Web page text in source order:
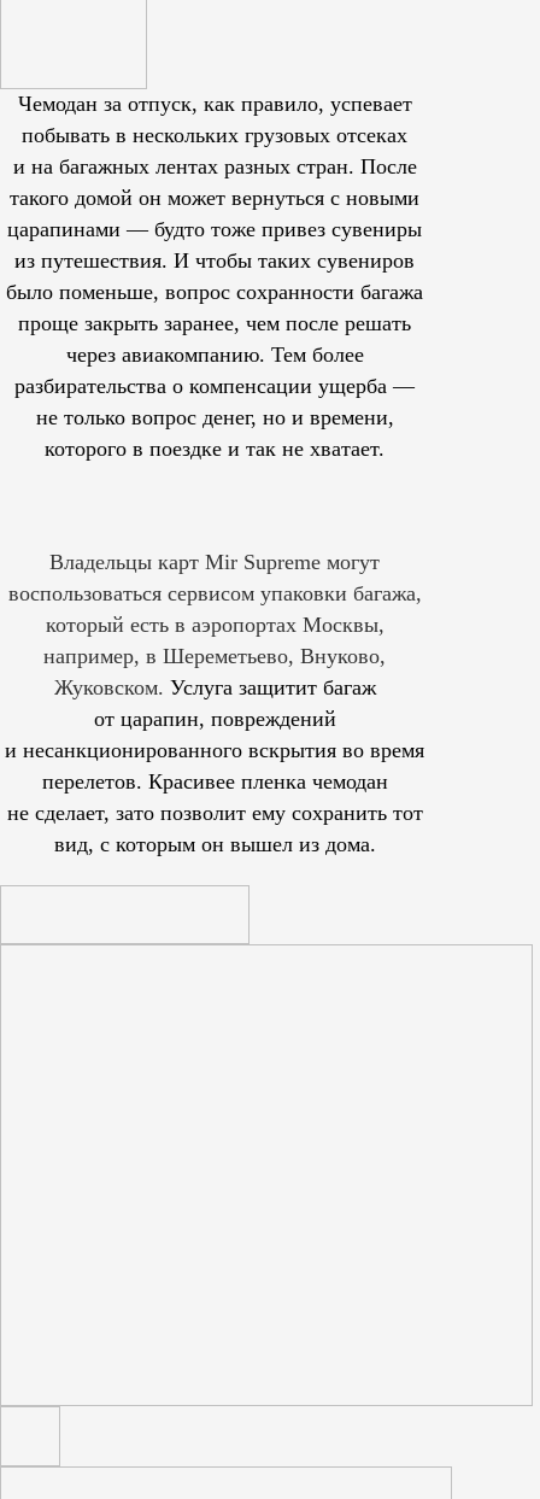
Чемодан за отпуск, как правило, успевает
побывать в нескольких грузовых отсеках
и на багажных лентах разных стран. После
такого домой он может вернуться с новыми
царапинами — будто тоже привез сувениры
из путешествия. И чтобы таких сувениров
было поменьше, вопрос сохранности багажа
проще закрыть заранее, чем после решать
через авиакомпанию. Тем более
разбирательства о компенсации ущерба —
не только вопрос денег, но и времени,
которого в поездке и так не хватает.
Владельцы карт Mir Supreme могут
воспользоваться сервисом упаковки багажа,
который есть в аэропортах Москвы,
например, в Шереметьево, Внуково,
Жуковском. Услуга защитит багаж
от царапин, повреждений
и несанкционированного вскрытия во время
перелетов. Красивее пленка чемодан
не сделает, зато позволит ему сохранить тот
вид, с которым он вышел из дома.